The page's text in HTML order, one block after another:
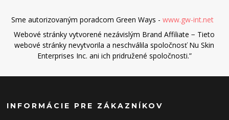
Sme autorizovaným poradcom Green Ways - www.gw-int.net
Webové stránky vytvorené nezávislým Brand Affiliate − Tieto
webové stránky nevytvorila a neschválila spoločnosť Nu Skin
Enterprises Inc. ani ich pridružené spoločnosti.”
INFORMÁCIE PRE ZÁKAZNÍKOV